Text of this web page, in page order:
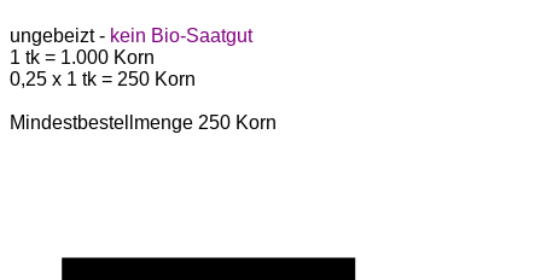
ungebeizt - kein Bio-Saatgut
1 tk = 1.000 Korn
0,25 x 1 tk = 250 Korn
Mindestbestellmenge 250 Korn